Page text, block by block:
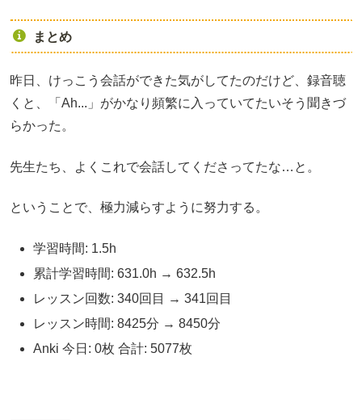
まとめ
昨日、けっこう会話ができた気がしてたのだけど、録音聴
くと、「Ah...」がかなり頻繁に入っていてたいそう聞きづ
らかった。
先生たち、よくこれで会話してくださってたな…と。
ということで、極力減らすように努力する。
学習時間: 1.5h
累計学習時間: 631.0h → 632.5h
レッスン回数: 340回目 → 341回目
レッスン時間: 8425分 → 8450分
Anki 今日: 0枚 合計: 5077枚